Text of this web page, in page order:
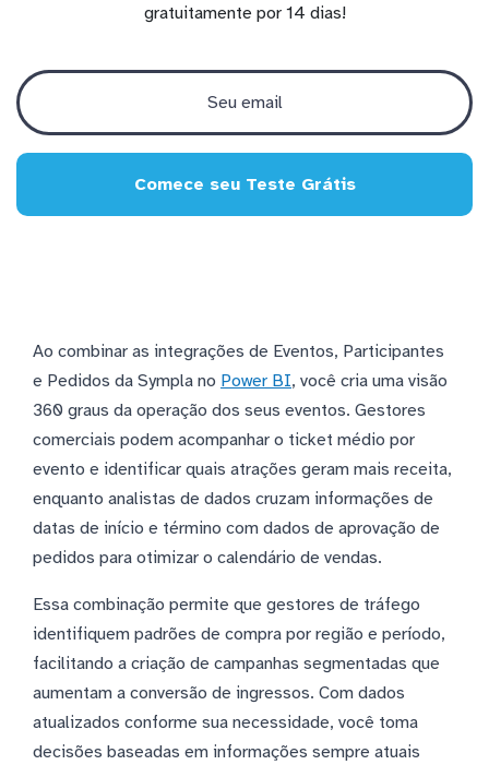
gratuitamente por 14 dias!
Comece seu Teste Grátis
Ao combinar as integrações de Eventos, Participantes
e Pedidos da Sympla no Power BI, você cria uma visão
360 graus da operação dos seus eventos. Gestores
comerciais podem acompanhar o ticket médio por
evento e identificar quais atrações geram mais receita,
enquanto analistas de dados cruzam informações de
datas de início e término com dados de aprovação de
pedidos para otimizar o calendário de vendas.
Essa combinação permite que gestores de tráfego
identifiquem padrões de compra por região e período,
facilitando a criação de campanhas segmentadas que
aumentam a conversão de ingressos. Com dados
atualizados conforme sua necessidade, você toma
decisões baseadas em informações sempre atuais